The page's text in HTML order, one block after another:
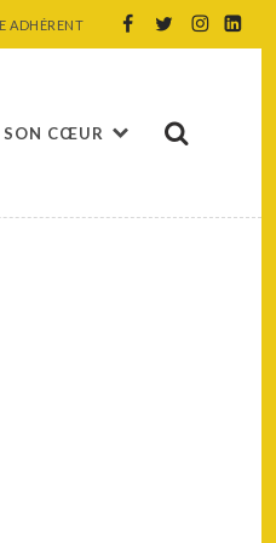
ADHÉRENT
SON CŒUR